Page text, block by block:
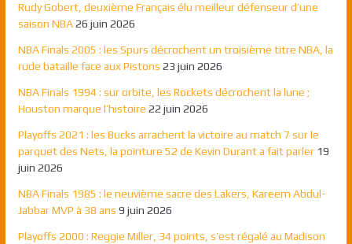
Rudy Gobert, deuxième Français élu meilleur défenseur d’une
saison NBA 26 juin 2026
NBA Finals 2005 : les Spurs décrochent un troisième titre NBA, la
rude bataille face aux Pistons 23 juin 2026
NBA Finals 1994 : sur orbite, les Rockets décrochent la lune ;
Houston marque l’histoire 22 juin 2026
Playoffs 2021 : les Bucks arrachent la victoire au match 7 sur le
parquet des Nets, la pointure 52 de Kevin Durant a fait parler 19
juin 2026
NBA Finals 1985 : le neuvième sacre des Lakers, Kareem Abdul-
Jabbar MVP à 38 ans 9 juin 2026
Playoffs 2000 : Reggie Miller, 34 points, s’est régalé au Madison